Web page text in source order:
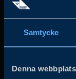
Samtycke
Denna
Business
det privata
öka sin globala